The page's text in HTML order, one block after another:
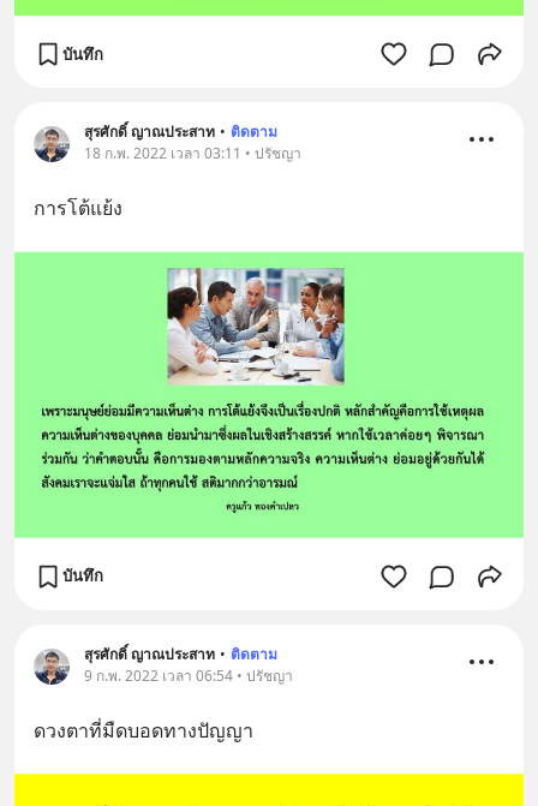
บันทึก
สุรศักดิ์ ญาณประสาท • ติดตาม
18 ก.พ. 2022 เวลา 03:11 • ปรัชญา
การโต้แย้ง
บันทึก
สุรศักดิ์ ญาณประสาท • ติดตาม
9 ก.พ. 2022 เวลา 06:54 • ปรัชญา
ดวงตาที่มืดบอดทางปัญญา